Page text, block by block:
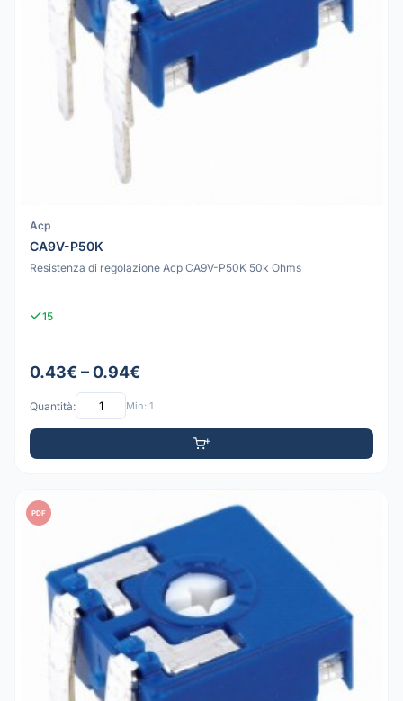
Acp
CA9V-P50K
Resistenza di regolazione Acp CA9V-P50K 50k Ohms
15
0.43€ – 0.94€
Quantità: Min: 1
PDF